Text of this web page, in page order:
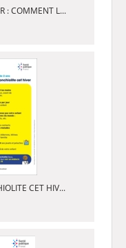
: COMMENT L...
CET HIV...